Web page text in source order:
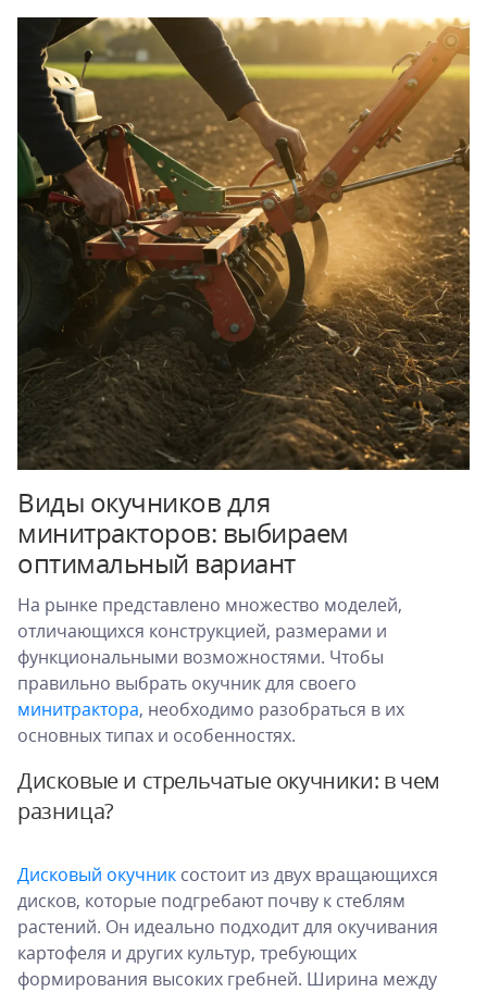
Виды окучников для
минитракторов: выбираем
оптимальный вариант
На рынке представлено множество моделей,
отличающихся конструкцией, размерами и
функциональными возможностями. Чтобы
правильно выбрать окучник для своего
минитрактора, необходимо разобраться в их
основных типах и особенностях.
Дисковые и стрельчатые окучники: в чем
разница?
Дисковый окучник состоит из двух вращающихся
дисков, которые подгребают почву к стеблям
растений. Он идеально подходит для окучивания
картофеля и других культур, требующих
формирования высоких гребней. Ширина между